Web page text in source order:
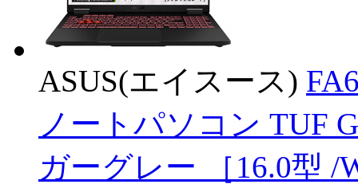
ASUS(エイスース)
ノートパソコン TUF
ガーグレー ［16.0型 /